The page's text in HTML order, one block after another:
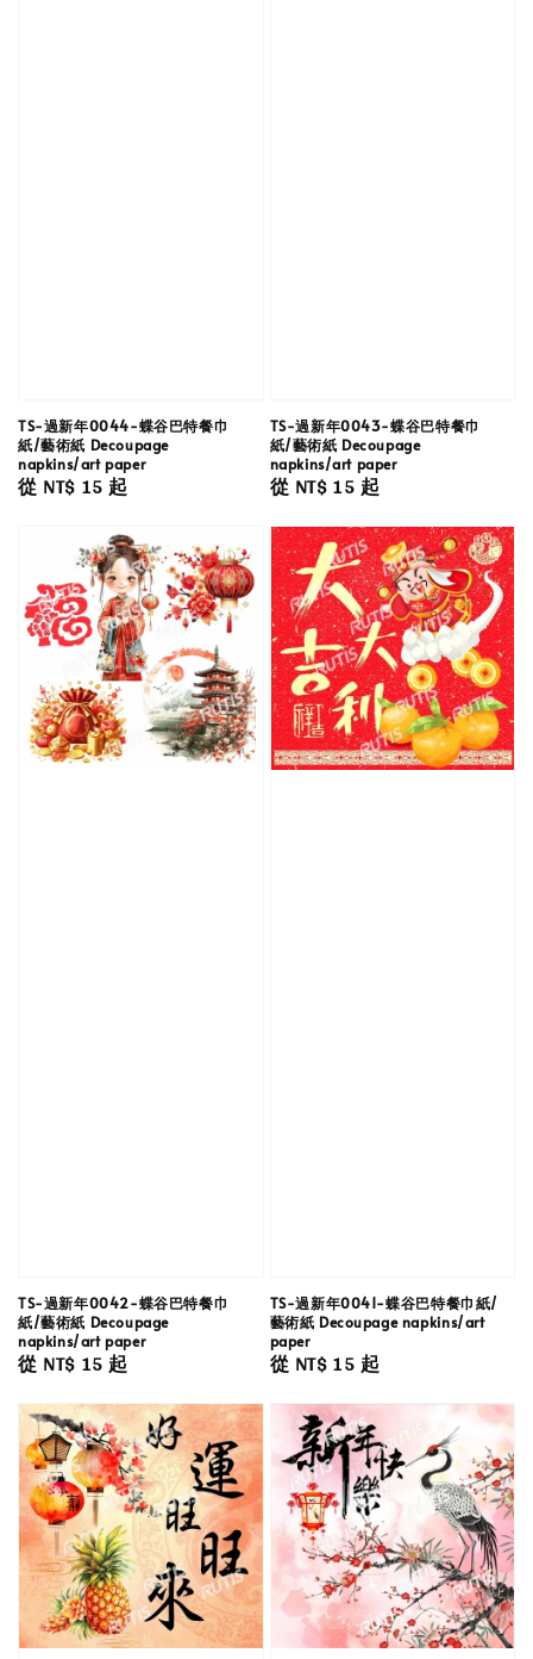
TS-過新年0044-蝶谷巴特餐巾
紙/藝術紙 Decoupage
napkins/art paper
Regular
從 NT$ 15起
TS-過新年0043-蝶谷巴特餐巾
紙/藝術紙 Decoupage
napkins/art paper
Regular
從 NT$ 15起
TS-過新年0042-蝶谷巴特餐巾
紙/藝術紙 Decoupage
napkins/art paper
Regular
從 NT$ 15起
TS-過新年0041-蝶谷巴特餐巾紙/
藝術紙 Decoupage napkins/art
paper
Regular
從 NT$ 15起